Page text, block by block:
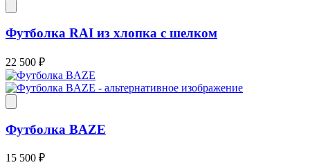
Футболка RAI из хлопка с шелком
22 500 ₽
Футболка BAZE
15 500 ₽